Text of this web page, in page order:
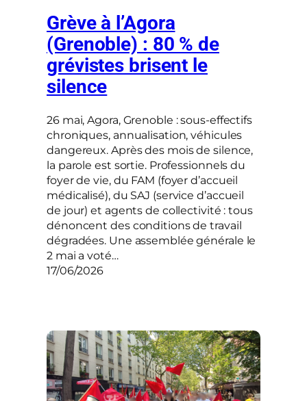
Grève à l’Agora
(Grenoble) : 80 % de
grévistes brisent le
silence
26 mai, Agora, Grenoble : sous-effectifs
chroniques, annualisation, véhicules
dangereux. Après des mois de silence,
la parole est sortie. Professionnels du
foyer de vie, du FAM (foyer d’accueil
médicalisé), du SAJ (service d’accueil
de jour) et agents de collectivité : tous
dénoncent des conditions de travail
dégradées. Une assemblée générale le
2 mai a voté…
17/06/2026